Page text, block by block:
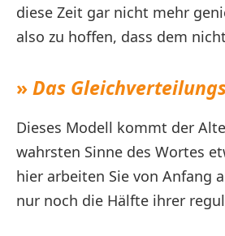
diese Zeit gar nicht mehr
also zu hoffen, dass dem
»Das
Dieses Modell kommt der
wahrsten Sinne des Wortes
hier arbeiten Sie von Anfang
nur noch die Hälfte ihrer